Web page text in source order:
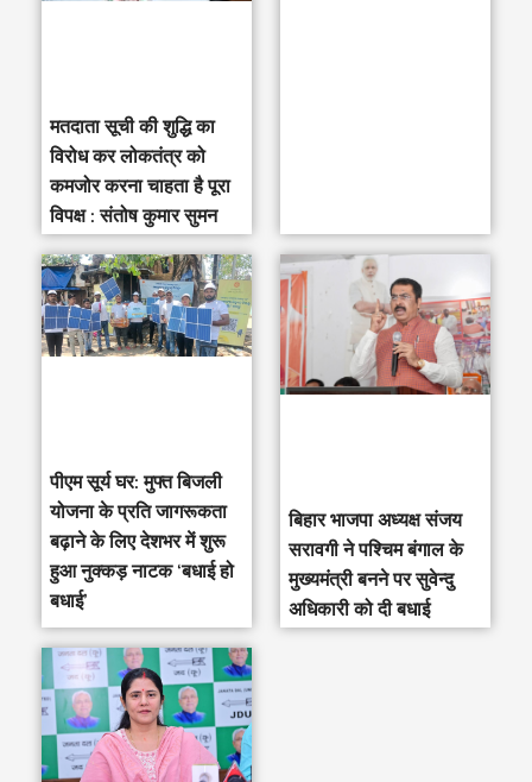
मतदाता सूची की शुद्धि का
विरोध कर लोकतंत्र को
कमजोर करना चाहता है पूरा
विपक्ष : संतोष कुमार सुमन
पीएम सूर्य घर: मुफ्त बिजली
योजना के प्रति जागरूकता
बढ़ाने के लिए देशभर में शुरू
हुआ नुक्कड़ नाटक ‘बधाई हो
बधाई’
‎बिहार भाजपा अध्यक्ष संजय
सरावगी ने पश्चिम बंगाल के
मुख्यमंत्री बनने पर सुवेन्दु
अधिकारी को दी बधाई